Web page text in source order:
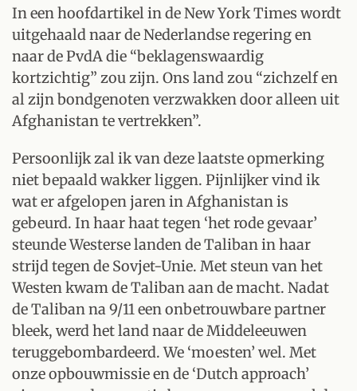
In een hoofdartikel in de New York Times wordt
uitgehaald naar de Nederlandse regering en
naar de PvdA die “beklagenswaardig
kortzichtig” zou zijn. Ons land zou “zichzelf en
al zijn bondgenoten verzwakken door alleen uit
Afghanistan te vertrekken”.
Persoonlijk zal ik van deze laatste opmerking
niet bepaald wakker liggen. Pijnlijker vind ik
wat er afgelopen jaren in Afghanistan is
gebeurd. In haar haat tegen ‘het rode gevaar’
steunde Westerse landen de Taliban in haar
strijd tegen de Sovjet-Unie. Met steun van het
Westen kwam de Taliban aan de macht. Nadat
de Taliban na 9/11 een onbetrouwbare partner
bleek, werd het land naar de Middeleeuwen
teruggebombardeerd. We ‘moesten’ wel. Met
onze opbouwmissie en de ‘Dutch approach’